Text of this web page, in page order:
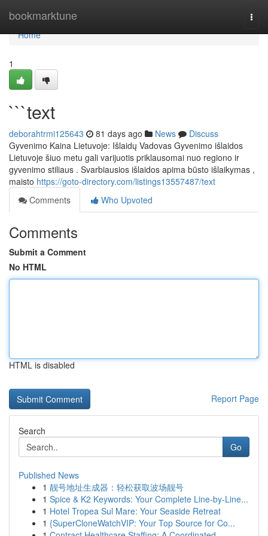
bookmarktune
Home
Home
1
```text
deborahtrmi125643 81 days ago News
Discuss
Gyvenimo Kaina Lietuvoje: Išlaidų Vadovas Gyvenimo išlaidos
Lietuvoje šiuo metu gali varijuotis priklausomai nuo regiono ir
gyvenimo stiliaus . Svarbiausios išlaidos apima būsto išlaikymas ,
maisto https://goto-directory.com/listings13557487/text
Comments
Who Upvoted
Comments
Submit a Comment
No HTML
HTML is disabled
Report Page
Search
Go
Published News
1 靓号地址生成器：轻松获取波场靓号
1 Spice & K2 Keywords: Your Complete Line-by-Line...
1 Hotel Tropea Sul Mare: Your Seaside Retreat
1 {SuperCloneWatchVIP: Your Top Source for Co...